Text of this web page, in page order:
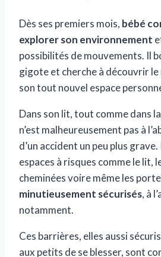
Dès ses premiers mois, bébé
explorer son environnement
possibilités de mouvements. Il
gigote et cherche à découvrir
son tout nouvel espace
Dans son lit, tout comme dans
n’est malheureusement pas à
d’un accident un peu plus
espaces à risques comme le lit,
cheminées voire même les
minutieusement sécurisés, à
notamment.
Ces barrières, elles aussi
aux petits de se blesser, sont